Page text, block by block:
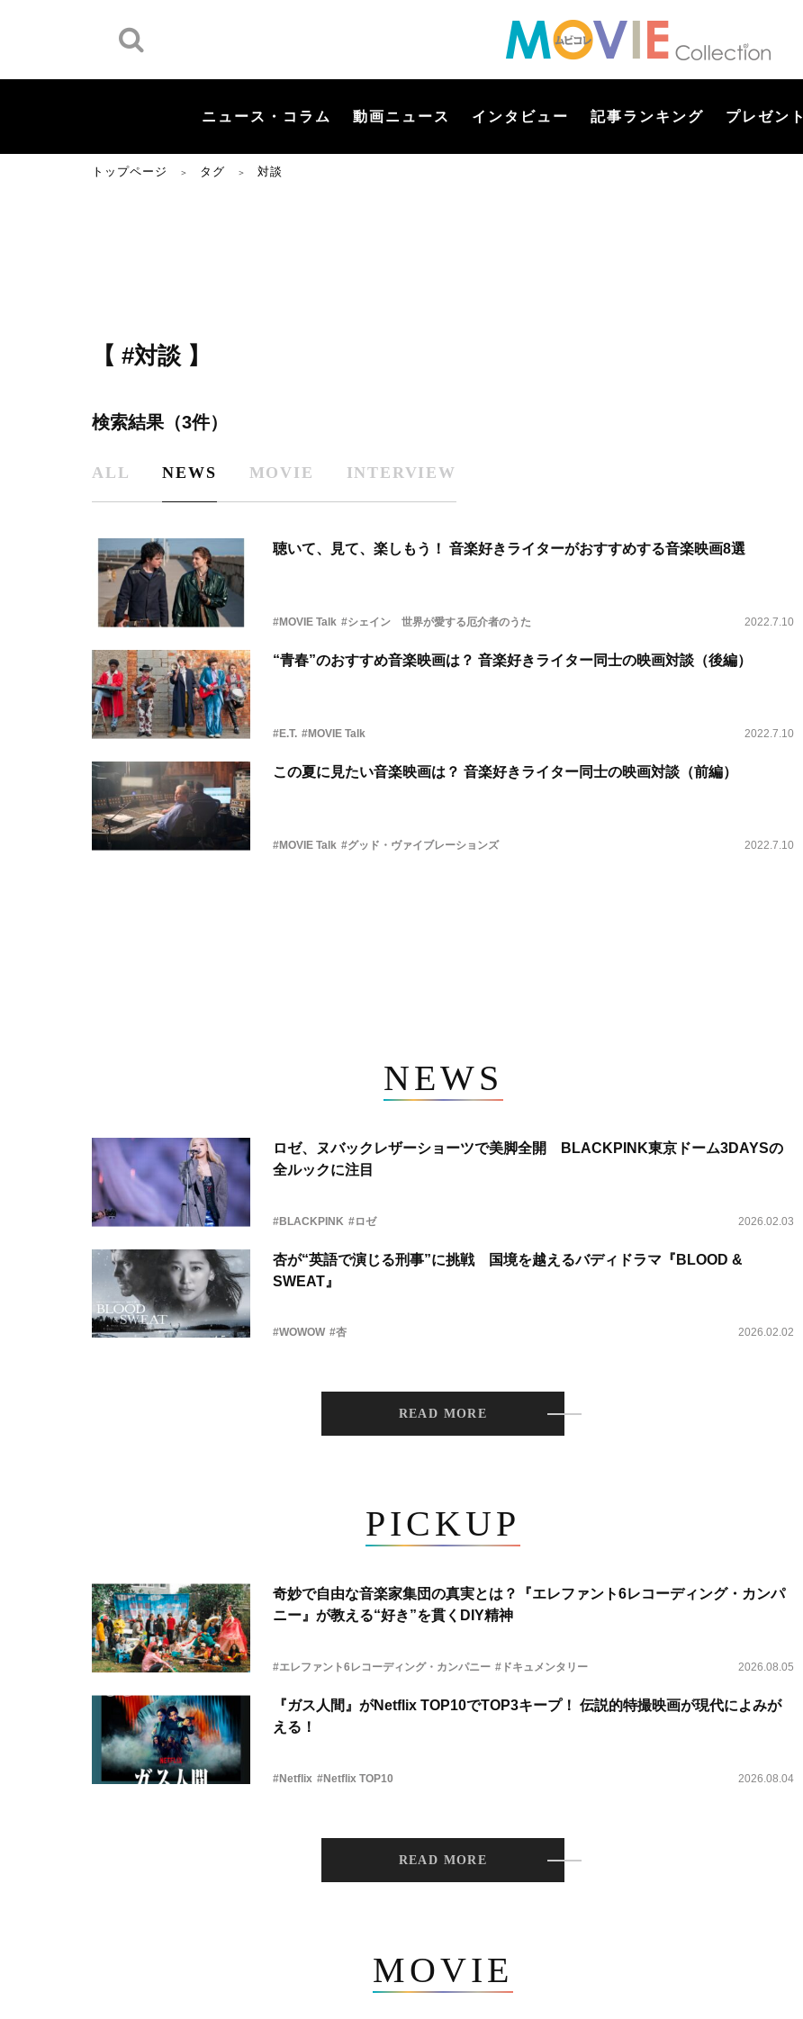
ニュース・コラム 動画ニュース インタビュー 記事ランキング プレゼント
トップページ ＞ タグ ＞ 対談
【 #対談 】
検索結果（3件）
ALL NEWS MOVIE INTERVIEW
聴いて、見て、楽しもう！ 音楽好きライターがおすすめする音楽映画8選
#MOVIE Talk #シェイン 世界が愛する厄介者のうた 2022.7.10
“青春”のおすすめ音楽映画は？ 音楽好きライター同士の映画対談（後編）
#E.T. #MOVIE Talk 2022.7.10
この夏に見たい音楽映画は？ 音楽好きライター同士の映画対談（前編）
#MOVIE Talk #グッド・ヴァイブレーションズ 2022.7.10
NEWS
ロゼ、ヌバックレザーショーツで美脚全開 BLACKPINK東京ドーム3DAYSの
全ルックに注目
#BLACKPINK #ロゼ 2026.02.03
杏が“英語で演じる刑事”に挑戦 国境を越えるバディドラマ『BLOOD &
SWEAT』
#WOWOW #杏 2026.02.02
READ MORE
PICKUP
奇妙で自由な音楽家集団の真実とは？『エレファント6レコーディング・カンパ
ニー』が教える“好き”を貫くDIY精神
#エレファント6レコーディング・カンパニー #ドキュメンタリー 2026.08.05
『ガス人間』がNetflix TOP10でTOP3キープ！ 伝説的特撮映画が現代によみが
える！
#Netflix #Netflix TOP10 2026.08.04
READ MORE
MOVIE